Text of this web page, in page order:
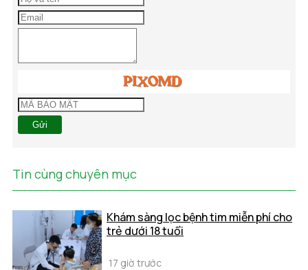
Gửi
Tin cùng chuyên mục
Khám sàng lọc bệnh tim miễn phí cho
trẻ dưới 18 tuổi
17 giờ trước